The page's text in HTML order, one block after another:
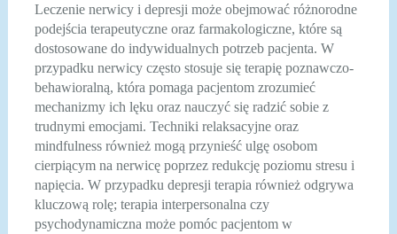
Leczenie nerwicy i depresji może obejmować różnorodne
podejścia terapeutyczne oraz farmakologiczne, które są
dostosowane do indywidualnych potrzeb pacjenta. W
przypadku nerwicy często stosuje się terapię poznawczo-
behawioralną, która pomaga pacjentom zrozumieć
mechanizmy ich lęku oraz nauczyć się radzić sobie z
trudnymi emocjami. Techniki relaksacyjne oraz
mindfulness również mogą przynieść ulgę osobom
cierpiącym na nerwicę poprzez redukcję poziomu stresu i
napięcia. W przypadku depresji terapia również odgrywa
kluczową rolę; terapia interpersonalna czy
psychodynamiczna może pomóc pacjentom w